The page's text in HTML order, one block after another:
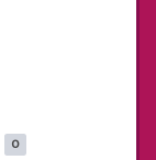
0